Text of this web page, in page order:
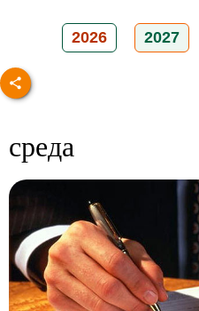
2026 2027
среда